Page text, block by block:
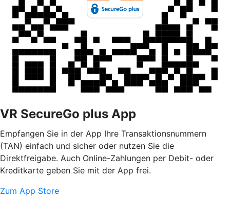
VR SecureGo plus App
Empfangen Sie in der App Ihre Transaktionsnummern
(TAN) einfach und sicher oder nutzen Sie die
Direktfreigabe. Auch Online-Zahlungen per Debit- oder
Kreditkarte geben Sie mit der App frei.
Zum App Store